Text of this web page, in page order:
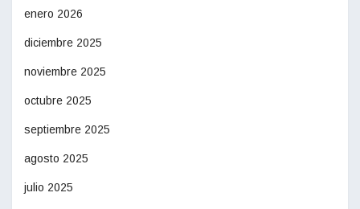
enero 2026
diciembre 2025
noviembre 2025
octubre 2025
septiembre 2025
agosto 2025
julio 2025